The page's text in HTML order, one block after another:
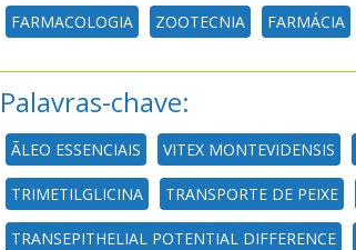
FARMACOLOGIA ZOOTECNIA FARMÁCIA
Palavras-chave:
ÃLEO ESSENCIAIS VITEX MONTEVIDENSIS
TRIMETILGLICINA TRANSPORTE DE PEIXE
TRANSEPITHELIAL POTENTIAL DIFFERENCE